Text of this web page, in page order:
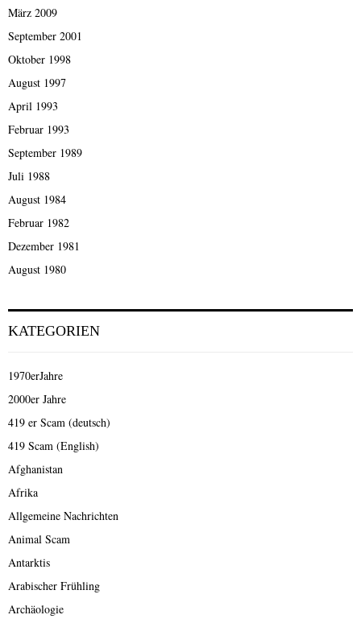
März 2009
September 2001
Oktober 1998
August 1997
April 1993
Februar 1993
September 1989
Juli 1988
August 1984
Februar 1982
Dezember 1981
August 1980
KATEGORIEN
1970erJahre
2000er Jahre
419 er Scam (deutsch)
419 Scam (English)
Afghanistan
Afrika
Allgemeine Nachrichten
Animal Scam
Antarktis
Arabischer Frühling
Archäologie